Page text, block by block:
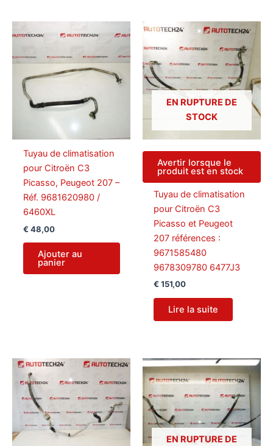
Tuyau de climatisation
pour Citroën C3
Picasso, Peugeot 207 –
Réf. 9681620980 /
6460XL
€ 48,00
Ajouter au
panier
EN RUPTURE DE
STOCK
Avertir lorsque le
produit est en stock
Tuyau de climatisation
pour Citroën C3
Picasso et Peugeot
207 références :
9671585480
9678309780 6477J3
€ 151,00
Lire la suite
EN RUPTURE DE